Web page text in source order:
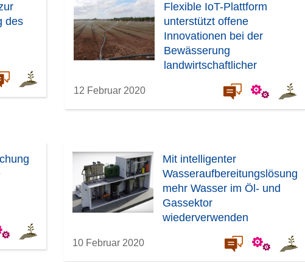
des
Flexible IoT-Plattform
unterstützt offene
Innovationen bei der
Bewässerung
landwirtschaftlicher
12 Februar 2020
Mit intelligenter
Wasseraufbereitungslösung
mehr Wasser im Öl- und
Gassektor
wiederverwenden
10 Februar 2020